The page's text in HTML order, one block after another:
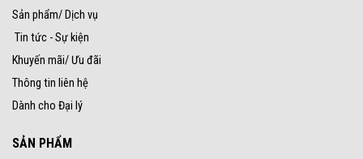
Sản phẩm/ Dịch vụ
Tin tức - Sự kiện
Khuyến mãi/ Ưu đãi
Thông tin liên hệ
Dành cho Đại lý
SẢN PHẨM